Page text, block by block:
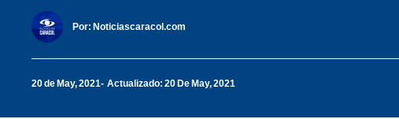
Por: Noticiascaracol.com
20 de May, 2021 Actualizado: 20 De May, 2021